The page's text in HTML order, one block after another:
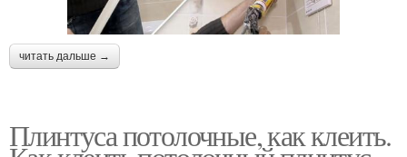
читать дальше →
Плинтуса потолочные, как клеить.